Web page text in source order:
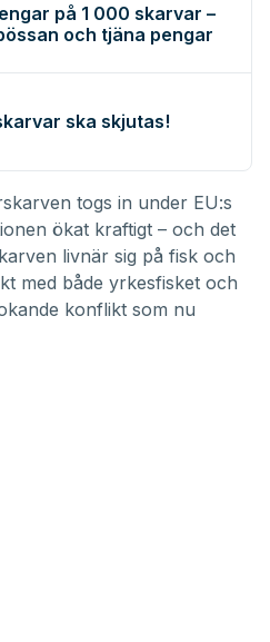
på 1 000 skarvar –
och tjäna pengar
ska skjutas!
togs in under EU:s
ökat kraftigt – och det
livnär sig på fisk och
med både yrkesfisket och
konflikt som nu